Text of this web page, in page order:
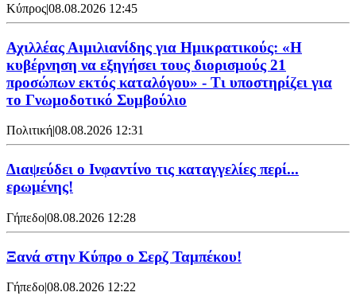
Κύπρος|08.08.2026 12:45
Αχιλλέας Αιμιλιανίδης για Ημικρατικούς: «Η
κυβέρνηση να εξηγήσει τους διορισμούς 21
προσώπων εκτός καταλόγου» - Τι υποστηρίζει για
το Γνωμοδοτικό Συμβούλιο
Πολιτική|08.08.2026 12:31
Διαψεύδει ο Ινφαντίνο τις καταγγελίες περί...
ερωμένης!
Γήπεδο|08.08.2026 12:28
Ξανά στην Κύπρο ο Σερζ Ταμπέκου!
Γήπεδο|08.08.2026 12:22